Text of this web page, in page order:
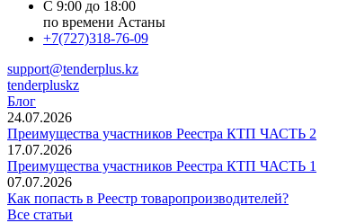
С 9:00 до 18:00
по времени Астаны
+7(727)318-76-09
support@tenderplus.kz
tenderpluskz
Блог
24.07.2026
Преимущества участников Реестра КТП ЧАСТЬ 2
17.07.2026
Преимущества участников Реестра КТП ЧАСТЬ 1
07.07.2026
Как попасть в Реестр товаропроизводителей?
Все статьи